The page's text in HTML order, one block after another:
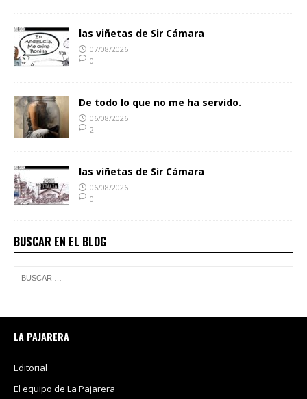
las viñetas de Sir Cámara
07/08/2026
0
De todo lo que no me ha servido.
06/08/2026
2
las viñetas de Sir Cámara
06/08/2026
0
BUSCAR EN EL BLOG
LA PAJARERA
Editorial
El equipo de La Pajarera